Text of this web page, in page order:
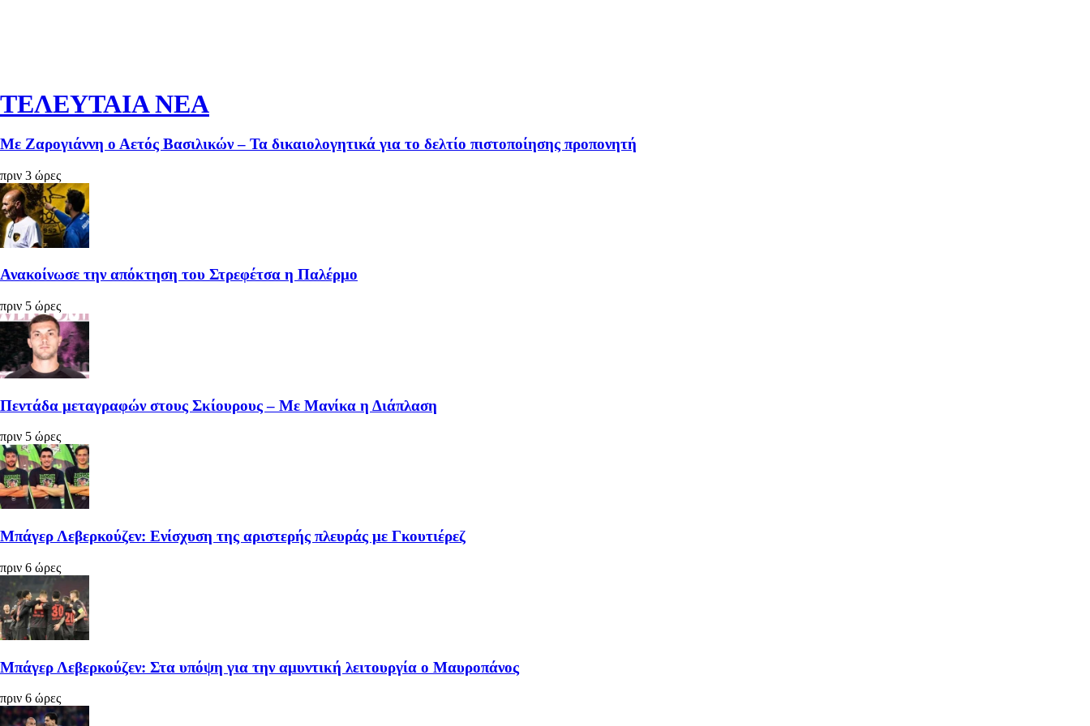
ΤΕΛΕΥΤΑΙΑ ΝΕΑ
Με Ζαρογιάννη ο Αετός Βασιλικών – Τα δικαιολογητικά για το δελτίο πιστοποίησης προπονητή
πριν 3 ώρες
Ανακοίνωσε την απόκτηση του Στρεφέτσα η Παλέρμο
πριν 5 ώρες
Πεντάδα μεταγραφών στους Σκίουρους – Με Μανίκα η Διάπλαση
πριν 5 ώρες
Μπάγερ Λεβερκούζεν: Ενίσχυση της αριστερής πλευράς με Γκουτιέρεζ
πριν 6 ώρες
Μπάγερ Λεβερκούζεν: Στα υπόψη για την αμυντική λειτουργία ο Μαυροπάνος
πριν 6 ώρες